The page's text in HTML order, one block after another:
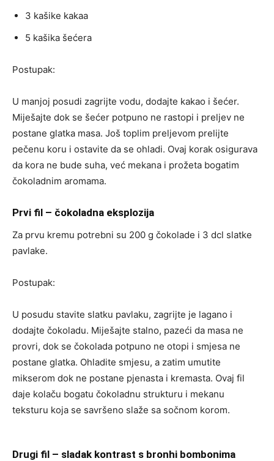
3 kašike kakaa
5 kašika šećera
Postupak:
U manjoj posudi zagrijte vodu, dodajte kakao i šećer.
Miješajte dok se šećer potpuno ne rastopi i preljev ne
postane glatka masa. Još toplim preljevom prelijte
pečenu koru i ostavite da se ohladi. Ovaj korak osigurava
da kora ne bude suha, već mekana i prožeta bogatim
čokoladnim aromama.
Prvi fil – čokoladna eksplozija
Za prvu kremu potrebni su 200 g čokolade i 3 dcl slatke
pavlake.
Postupak:
U posudu stavite slatku pavlaku, zagrijte je lagano i
dodajte čokoladu. Miješajte stalno, pazeći da masa ne
provri, dok se čokolada potpuno ne otopi i smjesa ne
postane glatka. Ohladite smjesu, a zatim umutite
mikserom dok ne postane pjenasta i kremasta. Ovaj fil
daje kolaču bogatu čokoladnu strukturu i mekanu
teksturu koja se savršeno slaže sa sočnom korom.
Drugi fil – sladak kontrast s bronhi bombonima